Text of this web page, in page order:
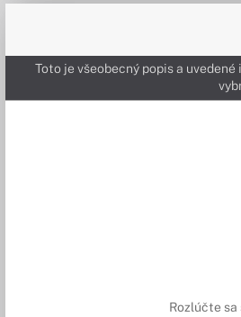
Toto je všeobecný popis a
Rozlúčte